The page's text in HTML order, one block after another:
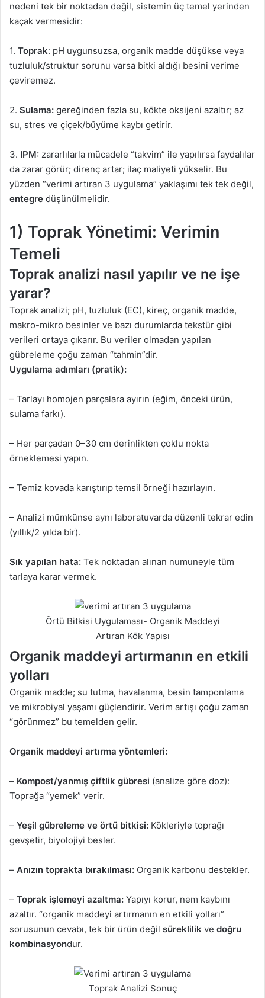
nedeni tek bir noktadan değil, sistemin üç temel yerinden
kaçak vermesidir:
1. Toprak: pH uygunsuzsa, organik madde düşükse veya
tuzluluk/struktur sorunu varsa bitki aldığı besini verime
çeviremez.
2. Sulama: gereğinden fazla su, kökte oksijeni azaltır; az
su, stres ve çiçek/büyüme kaybı getirir.
3. IPM: zararlılarla mücadele “takvim” ile yapılırsa faydalılar
da zarar görür; direnç artar; ilaç maliyeti yükselir. Bu
yüzden “verimi artıran 3 uygulama” yaklaşımı tek tek değil,
entegre düşünülmelidir.
1) Toprak Yönetimi: Verimin
Temeli
Toprak analizi nasıl yapılır ve ne işe
yarar?
Toprak analizi; pH, tuzluluk (EC), kireç, organik madde,
makro-mikro besinler ve bazı durumlarda tekstür gibi
verileri ortaya çıkarır. Bu veriler olmadan yapılan
gübreleme çoğu zaman “tahmin”dir.
Uygulama adımları (pratik):
– Tarlayı homojen parçalara ayırın (eğim, önceki ürün,
sulama farkı).
– Her parçadan 0–30 cm derinlikten çoklu nokta
örneklemesi yapın.
– Temiz kovada karıştırıp temsil örneği hazırlayın.
– Analizi mümkünse aynı laboratuvarda düzenli tekrar edin
(yıllık/2 yılda bir).
Sık yapılan hata: Tek noktadan alınan numuneyle tüm
tarlaya karar vermek.
Örtü Bitkisi Uygulaması- Organik Maddeyi
Artıran Kök Yapısı
Organik maddeyi artırmanın en etkili
yolları
Organik madde; su tutma, havalanma, besin tamponlama
ve mikrobiyal yaşamı güçlendirir. Verim artışı çoğu zaman
“görünmez” bu temelden gelir.
Organik maddeyi artırma yöntemleri:
– Kompost/yanmış çiftlik gübresi (analize göre doz):
Toprağa “yemek” verir.
– Yeşil gübreleme ve örtü bitkisi: Kökleriyle toprağı
gevşetir, biyolojiyi besler.
– Anızın toprakta bırakılması: Organik karbonu destekler.
– Toprak işlemeyi azaltma: Yapıyı korur, nem kaybını
azaltır. “organik maddeyi artırmanın en etkili yolları”
sorusunun cevabı, tek bir ürün değil süreklilik ve doğru
kombinasyondur.
Toprak Analizi Sonuç